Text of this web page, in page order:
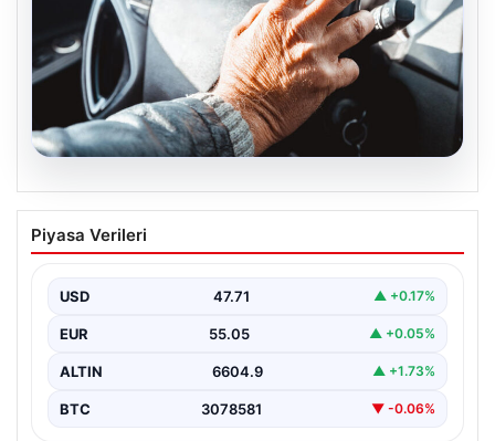
Emekliye ÖTV’siz araç verilecek mi,
yasa çıkacak mı? Milyonlarca emekli
Piyasa Verileri
USD 47.71 ▲ +0.17%
EUR 55.05 ▲ +0.05%
ALTIN 6604.9 ▲ +1.73%
BTC 3078581 ▼ -0.06%